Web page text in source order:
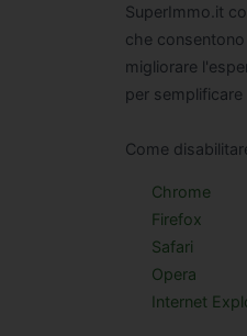
SuperImmo.it
che
migliorare
per
Come
Chrome
Firefox
Safari
Opera
Internet